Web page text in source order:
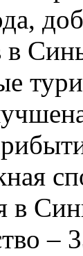
в
в
–